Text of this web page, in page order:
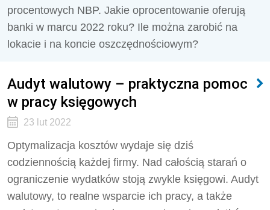
procentowych NBP. Jakie oprocentowanie oferują
banki w marcu 2022 roku? Ile można zarobić na
lokacie i na koncie oszczędnościowym?
Audyt walutowy – praktyczna pomoc
w pracy księgowych
23 lut 2022
Optymalizacja kosztów wydaje się dziś
codziennością każdej firmy. Nad całością starań o
ograniczenie wydatków stoją zwykle księgowi. Audyt
walutowy, to realne wsparcie ich pracy, a także